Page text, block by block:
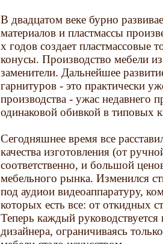
В двадцатом веке бурно
материалов и пластмассы
х годов создает пластмассовые
конусы. Производство мебели
заменители. Дальнейшее
гарнитуров - это практически
производства - ужас недавнего
одинаковой обивкой в типовых
Сегодняшнее время все
качества изготовления (от
соответственно, и большой
мебельного рынка. Изменился
под аудиои видеоаппаратуру,
которых есть все: от откидных
Теперь каждый
дизайнера, ограничиваясь